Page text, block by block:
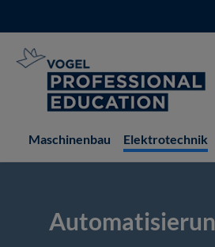
Maschinenbau Elektrotechnik